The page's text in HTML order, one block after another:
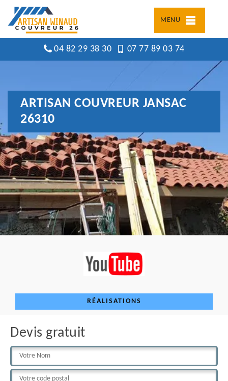
MENU
04 82 29 38 30 07 77 89 03 74
ARTISAN COUVREUR JANSAC
26310
RÉALISATIONS
Devis gratuit